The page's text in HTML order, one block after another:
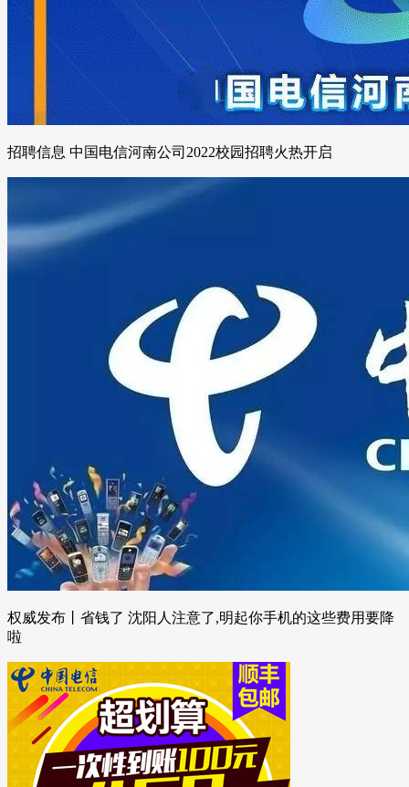
招聘信息 中国电信河南公司2022校园招聘火热开启
权威发布丨省钱了 沈阳人注意了,明起你手机的这些费用要降
啦